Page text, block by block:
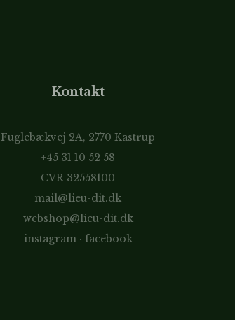
Kontakt
Fuglebækvej 2A, 2770 Kastrup
+45 31 10 52 58
CVR 32558100
mail@lieu-dit.dk
webshop@lieu-dit.dk
instagram· facebook